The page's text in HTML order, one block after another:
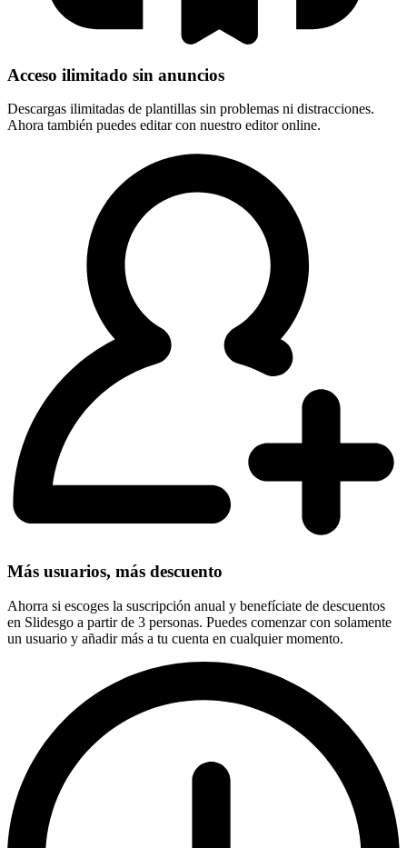
Acceso ilimitado sin anuncios
Descargas ilimitadas de plantillas sin problemas ni distracciones.
Ahora también puedes editar con nuestro editor online.
Más usuarios, más descuento
Ahorra si escoges la suscripción anual y benefíciate de descuentos
en Slidesgo a partir de 3 personas. Puedes comenzar con solamente
un usuario y añadir más a tu cuenta en cualquier momento.